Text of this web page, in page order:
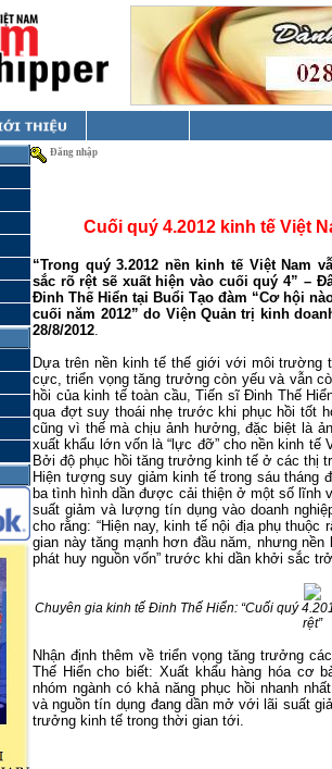
Đăng nhập
Cuối quý 4.2012 kinh tế Việt
“Trong quý 3.2012 nền kinh tế Việt Nam vẫ
sắc rõ rệt sẽ xuất hiện vào cuối quý 4” –
Đinh Thế Hiển tại Buổi Tạo đàm “Cơ hội
cuối năm 2012” do Viện Quản trị kinh
28/8/2012.
Dựa trên nền kinh tế thế giới với môi trường
cực, triển vọng tăng trưởng còn yếu và vẫn
hồi của kinh tếtoàn cầu, Tiến sĩ Đinh Thế
qua đợt suy thoái nhẹ trước khi phục hồi tốt
cũng vì thế mà chịu ảnh hưởng, đặc biệt là
xuất khẩu lớn vốn là “lực đỡ” cho nền kinh tế
Bởi độ phục hồi tăng trưởng kinh tế ở các thị
Hiện tượng suy giảm kinh tếtrong sáu tháng đ
ba tình hình dần được cải thiện ở một số lĩnh
suất giảm và lượng tín dụng vào doanh nghiệ
cho rằng: “Hiện nay, kinh tếnội địa phụthuộc r
gian này tăng mạnh hơn đầu năm, nhưng nền
phát huy nguồn vốn” trước khi dần khởi sắc
Chuyên gia kinh tế Đinh Thế Hiển: “Cuối quý
rệt”
Nhận định thêm về triển vọng tăng trưởng
Thế Hiển cho biết: Xuất khẩu hàng hóa cơ
nhóm ngành có khả năng phục hồi nhanh
và nguồn tín dụng đang dần mở với lãi suất
trưởng kinh tế trong thời gian tới.